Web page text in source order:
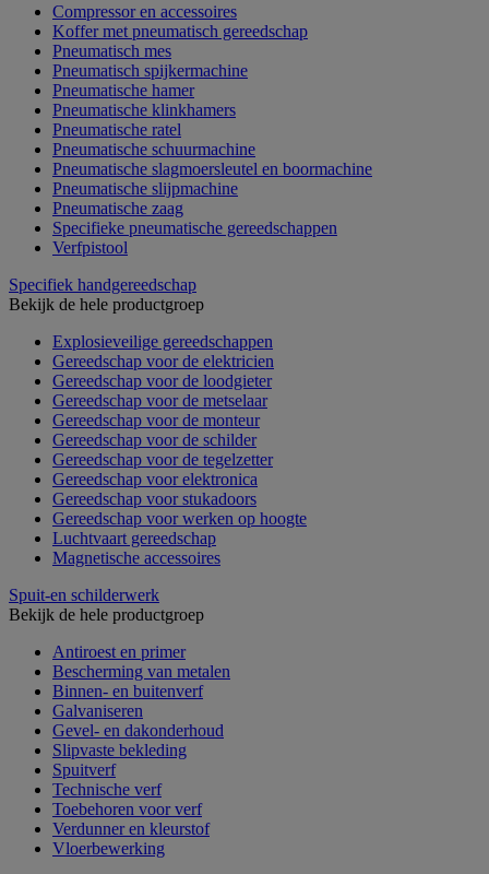
Compressor en accessoires
Koffer met pneumatisch gereedschap
Pneumatisch mes
Pneumatisch spijkermachine
Pneumatische hamer
Pneumatische klinkhamers
Pneumatische ratel
Pneumatische schuurmachine
Pneumatische slagmoersleutel en boormachine
Pneumatische slijpmachine
Pneumatische zaag
Specifieke pneumatische gereedschappen
Verfpistool
Specifiek handgereedschap
Bekijk de hele productgroep
Explosieveilige gereedschappen
Gereedschap voor de elektricien
Gereedschap voor de loodgieter
Gereedschap voor de metselaar
Gereedschap voor de monteur
Gereedschap voor de schilder
Gereedschap voor de tegelzetter
Gereedschap voor elektronica
Gereedschap voor stukadoors
Gereedschap voor werken op hoogte
Luchtvaart gereedschap
Magnetische accessoires
Spuit-en schilderwerk
Bekijk de hele productgroep
Antiroest en primer
Bescherming van metalen
Binnen- en buitenverf
Galvaniseren
Gevel- en dakonderhoud
Slipvaste bekleding
Spuitverf
Technische verf
Toebehoren voor verf
Verdunner en kleurstof
Vloerbewerking